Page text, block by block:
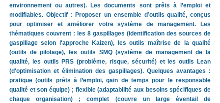
environnement ou autres). Les documents sont prêts à l’emploi et
modifiables. Objectif : Proposer un ensemble d’outils qualité, conçus
pour optimiser et améliorer votre système de management. Les
thématiques couvrent : les 8 gaspillages (identification des sources de
gaspillage selon l'approche Kaizen), les outils maîtrise de la qualité
(outils de pilotage), les outils SMQ (système de management de la
qualité, les outils PRS (problème, risque, sécurité) et les outils Lean
(d'optimisation et élimination des gaspillages). Quelques avantages :
pratique (outils prêts à l’emploi, gain de temps pour le responsable
qualité et son équipe) ; flexible (adaptabilité aux besoins spécifiques de
chaque organisation) ; complet (couvre un large éventail de